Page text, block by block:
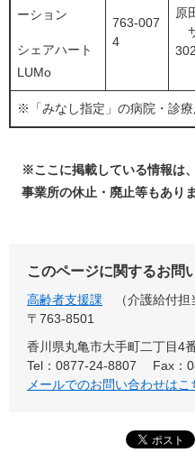
ーション
シェアハート
LUMo
763-007
4
原
※「みなし指定」の病院・診療
※ここに掲載している情報は
事業所の休止・廃止等もあり
このページに関するお問
高齢者支援課
介護給付担
〒763-8501
香川県丸亀市大手町二丁目
Tel：0877-24-8807
Fax：
メールでのお問い合わせはこ